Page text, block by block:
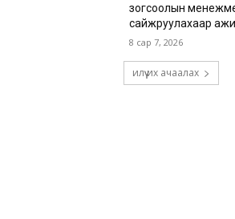
зогсоолын
сайжруулахаар
8 сар 7, 2026
илүү их ачаалах